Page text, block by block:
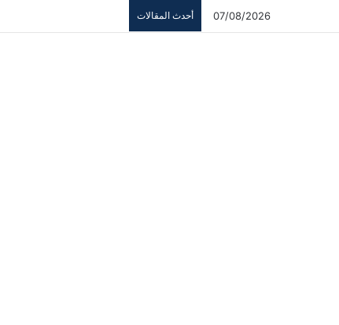
07/08/2026 أحدث المقالات